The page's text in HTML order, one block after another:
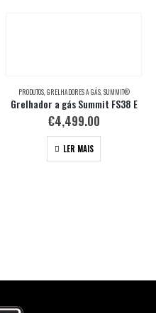
PRODUTOS, GRELHADORES A GÁS, SUMMIT®
Grelhador a gás Summit FS38 E
€4,499.00
LER MAIS